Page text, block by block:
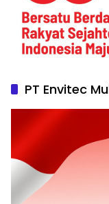
PT Envitec